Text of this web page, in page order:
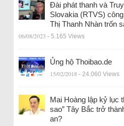
Đài phát thanh và
Slovakia (RTVS)
Thị Thanh Nhàn trốn
06/08/2023 - 5.165 Views
Ủng hộ Thoibao.de
15/02/2018 - 24.060 Views
Mai Hoàng lập kỷ lục
sao” Tây Bắc trở
an?